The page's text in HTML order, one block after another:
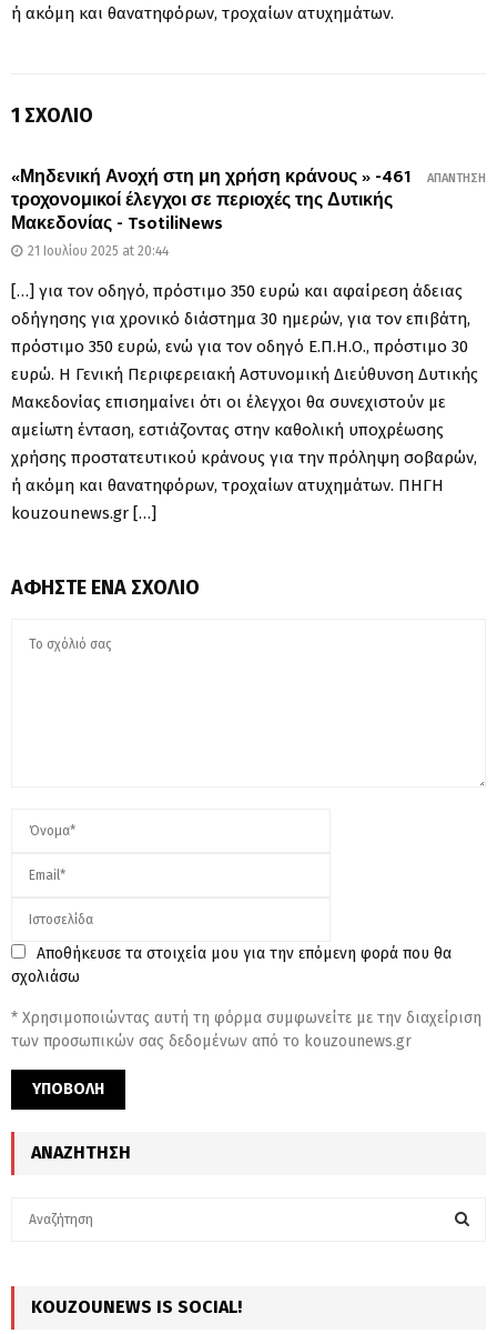
ή ακόμη και θανατηφόρων, τροχαίων ατυχημάτων.
1 ΣΧΌΛΙΟ
«Μηδενική Ανοχή στη μη χρήση κράνους » -461
τροχονομικοί έλεγχοι σε περιοχές της Δυτικής
Μακεδονίας - TsotiliNews
21 Ιουλίου 2025 at 20:44
[…] για τον οδηγό, πρόστιμο 350 ευρώ και αφαίρεση άδειας
οδήγησης για χρονικό διάστημα 30 ημερών, για τον επιβάτη,
πρόστιμο 350 ευρώ, ενώ για τον οδηγό Ε.Π.Η.Ο., πρόστιμο 30
ευρώ. Η Γενική Περιφερειακή Αστυνομική Διεύθυνση Δυτικής
Μακεδονίας επισημαίνει ότι οι έλεγχοι θα συνεχιστούν με
αμείωτη ένταση, εστιάζοντας στην καθολική υποχρέωσης
χρήσης προστατευτικού κράνους για την πρόληψη σοβαρών,
ή ακόμη και θανατηφόρων, τροχαίων ατυχημάτων. ΠΗΓΗ
kouzounews.gr […]
ΑΠΆΝΤΗΣΗ
ΑΦΉΣΤΕ ΈΝΑ ΣΧΌΛΙΟ
Αποθήκευσε τα στοιχεία μου για την επόμενη φορά που θα
σχολιάσω
* Χρησιμοποιώντας αυτή τη φόρμα συμφωνείτε με την διαχείριση
των προσωπικών σας δεδομένων από το kouzounews.gr
ΑΝΑΖΉΤΗΣΗ
h
KOUZOUNEWS IS SOCIAL!